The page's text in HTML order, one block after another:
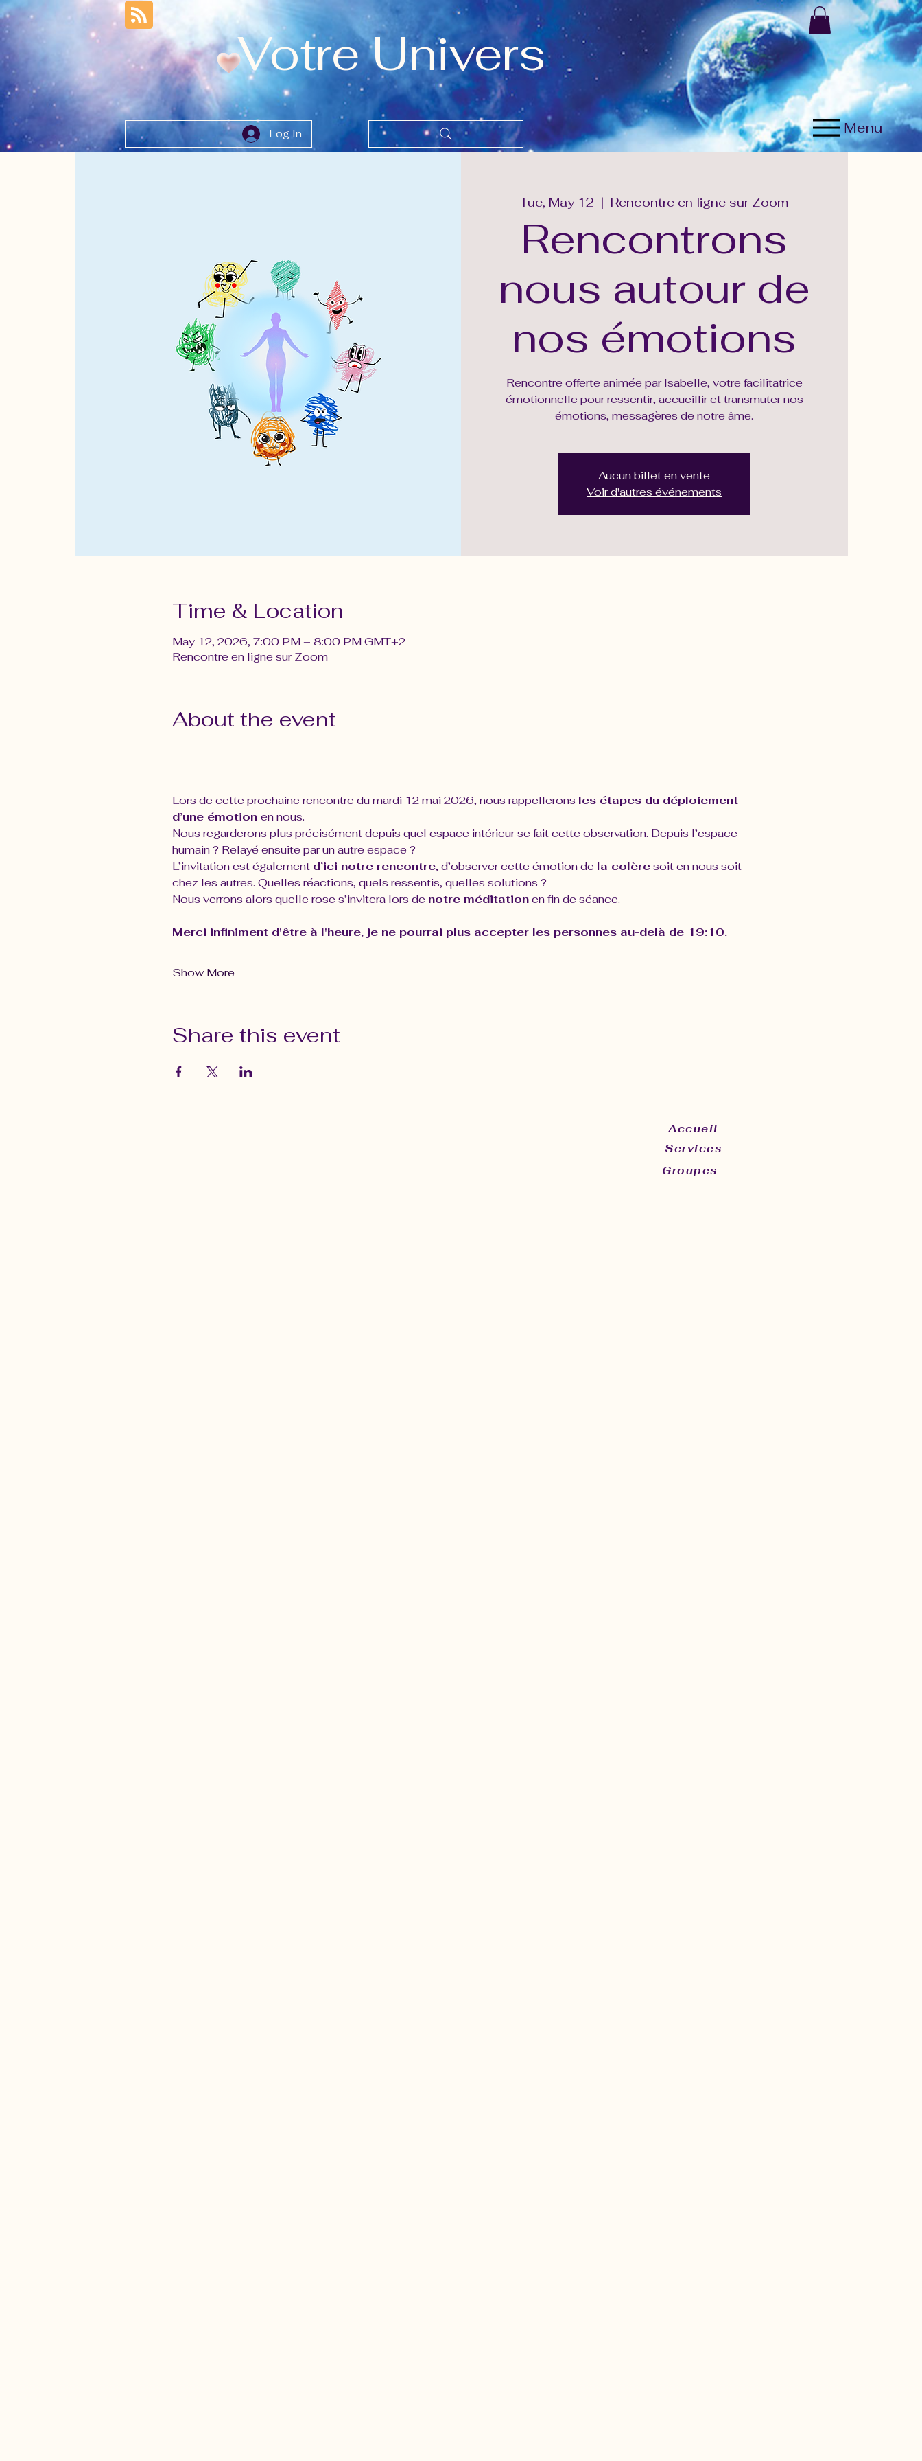
Votre Univers
Log In Menu
Tue, May 12
  |
Rencontre en ligne sur Zoom
Rencontrons
nous autour de
nos émotions
Rencontre offerte animée par Isabelle, votre facilitatrice
émotionnelle pour ressentir, accueillir et transmuter nos
émotions, messagères de notre âme.
Aucun billet en vente
Voir d'autres événements
Time & Location
May 12, 2026, 7:00 PM – 8:00 PM GMT+2
Rencontre en ligne sur Zoom
About the event
Lors de cette prochaine rencontre du mardi 12 mai 2026, nous rappellerons les étapes du déploiement
d’une émotion en nous.
Nous regarderons plus précisément depuis quel espace intérieur se fait cette observation. Depuis l’espace
humain ? Relayé ensuite par un autre espace ?
L’invitation est également d’ici notre rencontre, d’observer cette émotion de la colère soit en nous soit
chez les autres. Quelles réactions, quels ressentis, quelles solutions ?
Nous verrons alors quelle rose s’invitera lors de notre méditation en fin de séance.
Merci infiniment d'être à l'heure, je ne pourrai plus accepter les personnes au-delà de 19:10.
Show More
Share this event
Services
Groupes
Accueil